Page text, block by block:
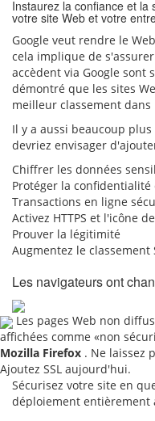
Instaurez la confiance et la
votre site Web et votre
Google veut rendre le
cela implique de
accèdent via Google sont
démontré que les sites
meilleur classement
Il y a aussi beaucoup
devriez envisager
Chiffrer les données
Protéger la
Transactions en ligne
Activez HTTPS et l'icône
Prouver la légitimité
Augmentez le classement
Les navigateurs ont
Les pages Web non
affichées comme «non
Mozilla Firefox . Ne laissez
Ajoutez SSL aujourd'hui.
Sécurisez votre site en
déploiement entièrement